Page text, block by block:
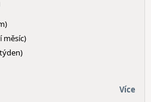
měsíc)
Více